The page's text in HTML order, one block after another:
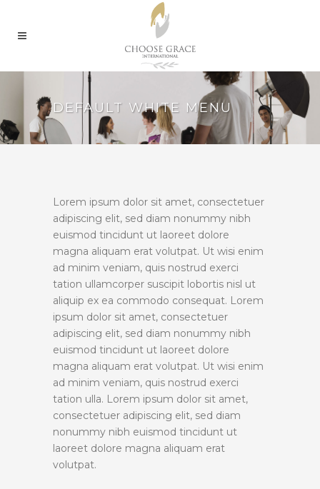
DEFAULT WHITE MENU
Lorem ipsum dolor sit amet, consectetuer
adipiscing elit, sed diam nonummy nibh
euismod tincidunt ut laoreet dolore
magna aliquam erat volutpat. Ut wisi enim
ad minim veniam, quis nostrud exerci
tation ullamcorper suscipit lobortis nisl ut
aliquip ex ea commodo consequat. Lorem
ipsum dolor sit amet, consectetuer
adipiscing elit, sed diam nonummy nibh
euismod tincidunt ut laoreet dolore
magna aliquam erat volutpat. Ut wisi enim
ad minim veniam, quis nostrud exerci
tation ulla. Lorem ipsum dolor sit amet,
consectetuer adipiscing elit, sed diam
nonummy nibh euismod tincidunt ut
laoreet dolore magna aliquam erat
volutpat.